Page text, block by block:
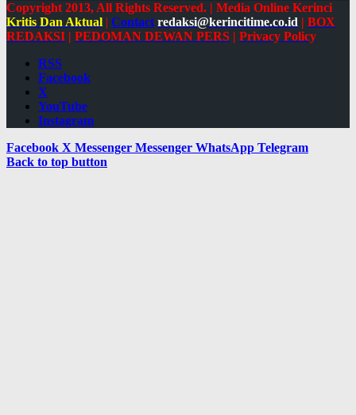
Copyright 2013, All Rights Reserved. | Media Online Kerinci
Kritis Dan Aktual
Contact redaksi@kerincitime.co.id
BOX
REDAKSI
PEDOMAN DEWAN PERS
Privacy Policy
RSS
Facebook
X
YouTube
Instagram
Facebook X Messenger Messenger WhatsApp Telegram
Back to top button